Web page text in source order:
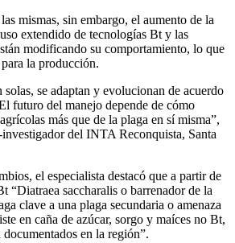
mismas, sin embargo, el aumento de la
extendido de tecnologías Bt y las
modificando su comportamiento, lo que
la producción.
solas, se adaptan y evolucionan de acuerdo
futuro del manejo depende de cómo
más que de la plaga en sí misma”,
del INTA Reconquista, Santa
el especialista destacó que a partir de
“Diatraea saccharalis o barrenador de la
clave a una plaga secundaria o amenaza
en caña de azúcar, sorgo y maíces no Bt,
documentados en la región”.